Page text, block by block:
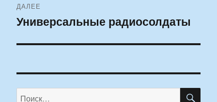
ДАЛЕЕ
Следующая
Универсальные радиосолдаты
Искать: